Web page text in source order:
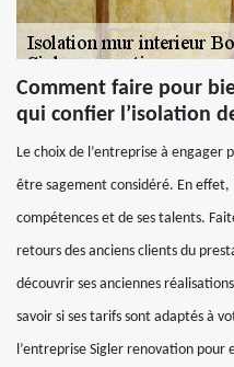
Comment faire pour
qui confier l’isolation
Le choix de l’entreprise à
être sagement considéré. En
compétences et de ses talents.
retours des anciens clients du
découvrir ses anciennes
savoir si ses tarifs sont adaptés à
l’entreprise Sigler renovation pour